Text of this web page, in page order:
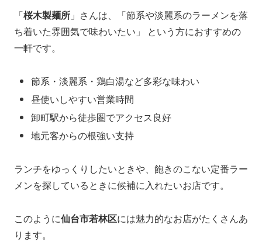
「桜木製麺所 」さんは、「節系や淡麗系のラーメンを落
ち着いた雰囲気で味わいたい」 という方におすすめの
一軒です。
節系・淡麗系・鶏白湯など多彩な味わい
昼使いしやすい営業時間
卸町駅から徒歩圏でアクセス良好
地元客からの根強い支持
ランチをゆっくりしたいときや、飽きのこない定番ラー
メンを探しているときに候補に入れたいお店です。
このように仙台市若林区には魅力的なお店がたくさんあ
ります。